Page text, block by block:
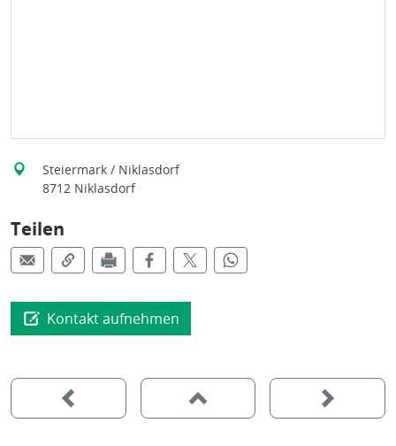
Steiermark / Niklasdorf
8712 Niklasdorf
Teilen
Kontakt aufnehmen